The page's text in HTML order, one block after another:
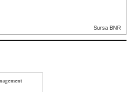
Sursa BNR